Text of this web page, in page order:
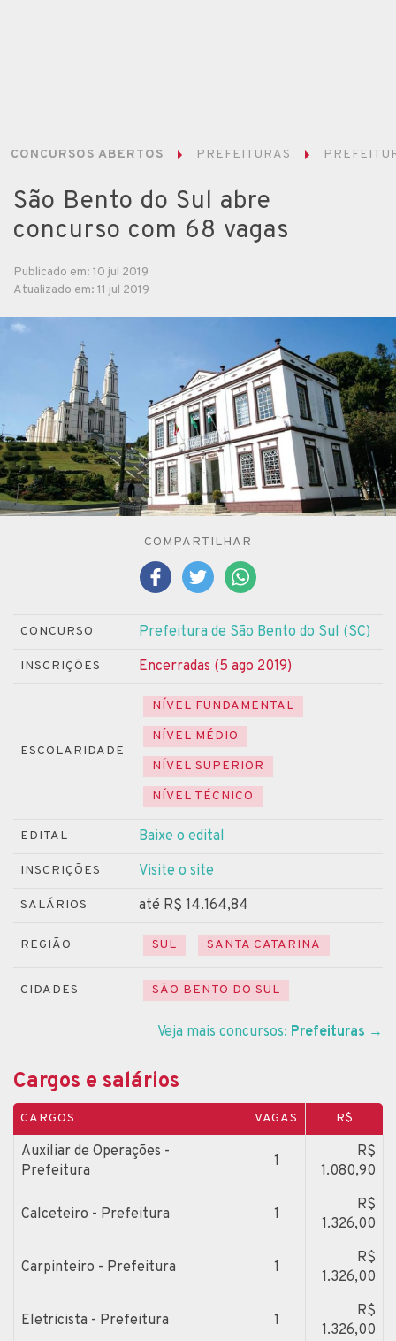
CONCURSOS ABERTOS PREFEITURAS
São Bento do Sul abre
concurso com 68 vagas
Publicado em: 10 jul 2019
Atualizado em: 11 jul 2019
COMPARTILHAR
CONCURSO Prefeitura de São Bento do Sul (SC)
INSCRIÇÕES Encerradas (5 ago 2019)
ESCOLARIDADE
NÍVEL FUNDAMENTAL
NÍVEL MÉDIO
NÍVEL SUPERIOR
NÍVEL TÉCNICO
EDITAL Baixe o edital
INSCRIÇÕES Visite o site
SALÁRIOS até R$ 14.164,84
REGIÃO SUL SANTA CATARINA
CIDADES SÃO BENTO DO SUL
Veja mais concursos: Prefeituras →
Cargos e salários
CARGOS VAGAS R$
Auxiliar de Operações -
Prefeitura
1
R$
1.080,90
Calceteiro - Prefeitura 1
R$
1.326,00
Carpinteiro - Prefeitura 1
R$
1.326,00
Eletricista - Prefeitura 1
R$
1.326,00